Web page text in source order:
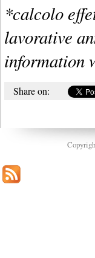
*calcolo
lavorative
information
Share on: